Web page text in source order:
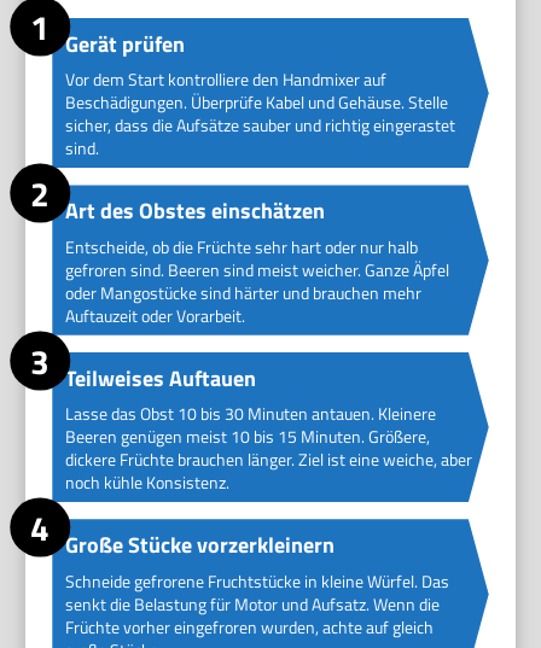
Gerät prüfen
Vor dem Start kontrolliere den Handmixer auf
Beschädigungen. Überprüfe Kabel und Gehäuse. Stelle
sicher, dass die Aufsätze sauber und richtig eingerastet
sind.
Art des Obstes einschätzen
Entscheide, ob die Früchte sehr hart oder nur halb
gefroren sind. Beeren sind meist weicher. Ganze Äpfel
oder Mangostücke sind härter und brauchen mehr
Auftauzeit oder Vorarbeit.
Teilweises Auftauen
Lasse das Obst 10 bis 30 Minuten antauen. Kleinere
Beeren genügen meist 10 bis 15 Minuten. Größere,
dickere Früchte brauchen länger. Ziel ist eine weiche, aber
noch kühle Konsistenz.
Große Stücke vorzerkleinern
Schneide gefrorene Fruchtstücke in kleine Würfel. Das
senkt die Belastung für Motor und Aufsatz. Wenn die
Früchte vorher eingefroren wurden, achte auf gleich